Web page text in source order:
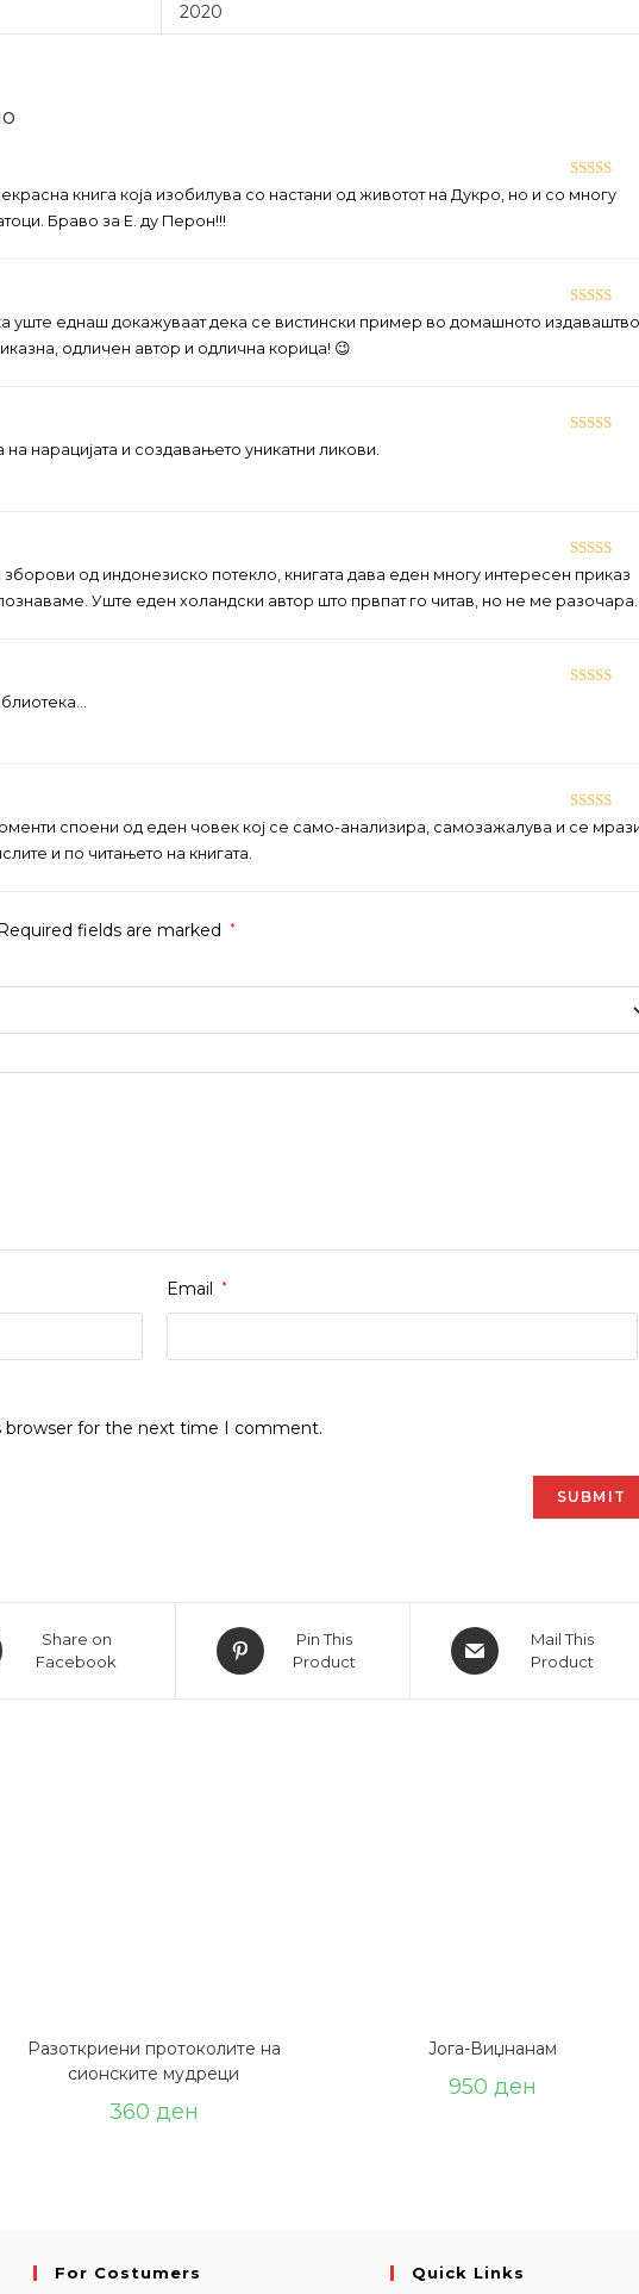
2020
Rated 5
книга која изобилува со настани од животот на Дукро, но и со многу
Браво за Е. ду Перон!!!
Rated5out
уште еднаш докажуваат дека се вистински пример во домашното издаваштво.
одличен автор и одлична корица! 😉
нарацијата и создавањето уникатни ликови.
Rated4
од индонезиско потекло, книгата дава еден многу интересен приказ
Уште еден холандски автор што првпат го читав, но не ме разочара.
Rated5
споени од еден човек кој се само-анализира, самозажалува и се
и по читањето на книгата.
fields are marked *
Email *
browser for the next time I comment.
Share on
Facebook
Opens
in
Pin This
Product
Opens
in
Mail This
Product
Разоткриени протоколите на
сионските мудреци
360 ден
Јога-Виџнанам
950 ден
For Costumers Quick Links